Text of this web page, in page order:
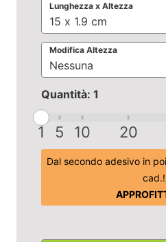
Lunghezza x Altezza
Modifica Altezza
Quantità: 1
1 5 10 20
Dal secondo adesivo in
cad.!